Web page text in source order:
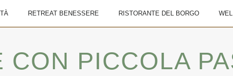
RETREAT BENESSERE RISTORANTE DEL BORGO
CON PICCOLA